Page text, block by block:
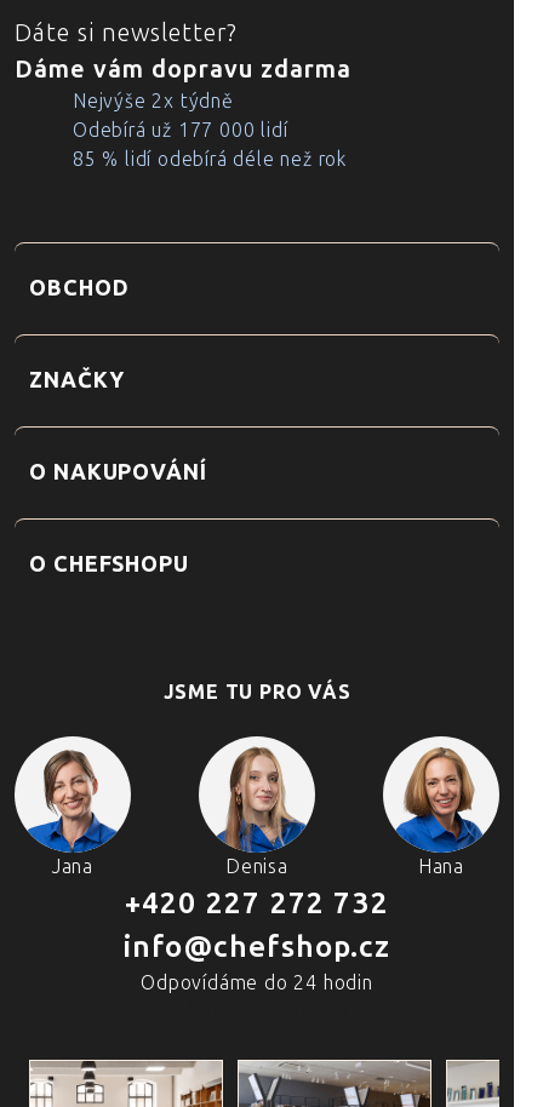
Dáte si newsletter?
Dáme vám dopravu zdarma
Nejvýše 2x týdně
Odebírá už 177 000 lidí
85 % lidí odebírá déle než rok
OBCHOD
ZNAČKY
O NAKUPOVÁNÍ
O CHEFSHOPU
JSME TU PRO VÁS
Jana Denisa Hana
+420 227 272 732
info@chefshop.cz
Odpovídáme do 24 hodin